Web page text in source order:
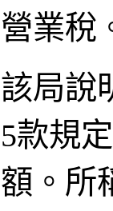
營業稅
該局說
5款規
額。所